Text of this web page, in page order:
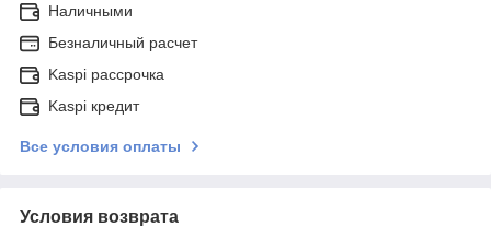
Наличными
Безналичный расчет
Kaspi рассрочка
Kaspi кредит
Все условия оплаты
Условия возврата